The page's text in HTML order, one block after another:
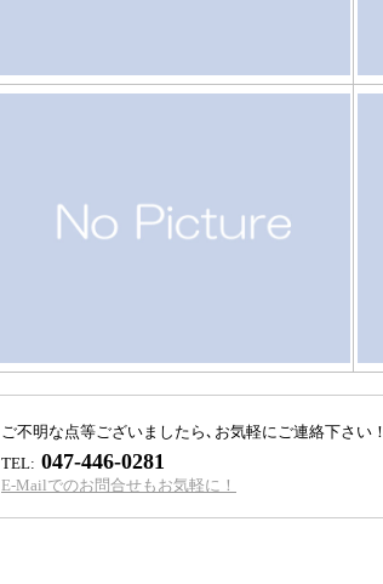
ご不明な点等ございましたら､お気軽にご連絡下さい！
TEL: 047-446-0281
E-Mailでのお問合せもお気軽に！